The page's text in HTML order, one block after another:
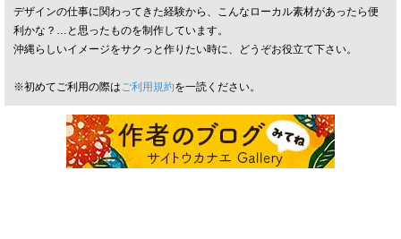
デザインの仕事に関わってきた経験から、こんなローカル素材があったら便
利かな？…と思ったものを制作しています。
沖縄らしいイメージをサクっと作りたい時に、どうぞお役立て下さい。
※初めてご利用の際はご利用規約を一読ください。